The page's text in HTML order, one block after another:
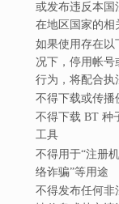
或发布违反本国
在地区国家的相
如果使用存在以
况下，停用帐号
行为，将配合执
不得下载或传播
不得下载 BT 种
工具
不得用于“注册
络诈骗”等用途
不得发布任何非